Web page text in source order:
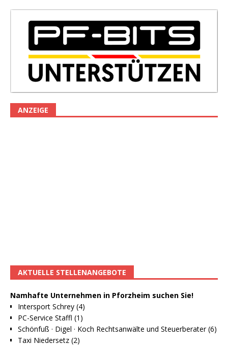
ANZEIGE
AKTUELLE STELLENANGEBOTE
Namhafte Unternehmen in Pforzheim suchen Sie!
Intersport Schrey (4)
PC-Service Staffl (1)
Schönfuß · Digel · Koch Rechtsanwälte und Steuerberater (6)
Taxi Niedersetz (2)